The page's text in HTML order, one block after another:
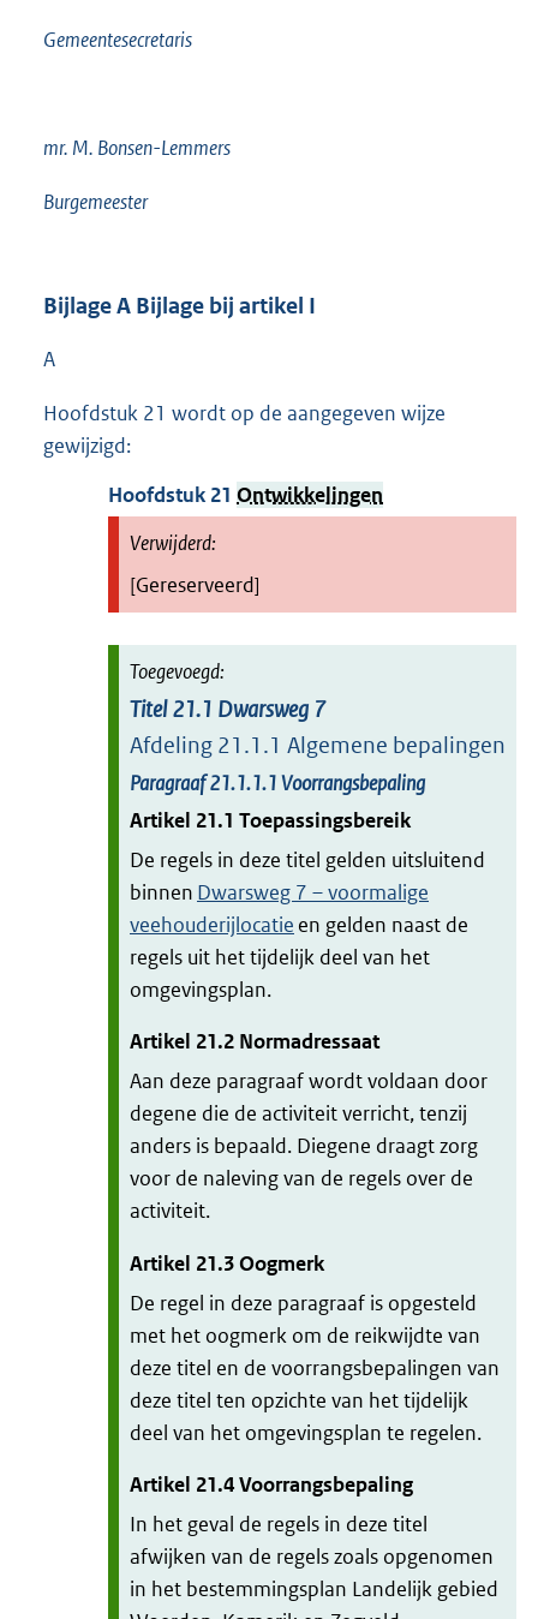
Gemeentesecretaris
mr. M. Bonsen-Lemmers
Burgemeester
BijlageA Bijlage bij artikel I
A
Hoofdstuk 21 wordt op de aangegeven wijze
gewijzigd:
Hoofdstuk 21 Ontwikkelingen
[Gereserveerd]
Titel21.1 Dwarsweg 7
Afdeling 21.1.1 Algemene bepalingen
Paragraaf21.1.1.1Voorrangsbepaling
Artikel 21.1 Toepassingsbereik
De regels in deze titel gelden uitsluitend
binnen Dwarsweg 7 – voormalige
veehouderijlocatie en gelden naast de
regels uit het tijdelijk deel van het
omgevingsplan.
Artikel 21.2 Normadressaat
Aan deze paragraaf wordt voldaan door
degene die de activiteit verricht, tenzij
anders is bepaald. Diegene draagt zorg
voor de naleving van de regels over de
activiteit.
Artikel 21.3Oogmerk
De regel in deze paragraaf is opgesteld
met het oogmerk om de reikwijdte van
deze titel en de voorrangsbepalingen van
deze titel ten opzichte van het tijdelijk
deel van het omgevingsplan te regelen.
Artikel 21.4Voorrangsbepaling
In het geval de regels in deze titel
afwijken van de regels zoals opgenomen
in het bestemmingsplan Landelijk gebied